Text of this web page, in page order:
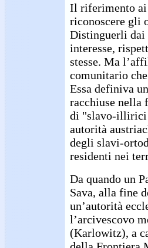
Il riferimento
riconoscere gli
Distinguerli dai
interesse,
stesse. Ma
comunitario
Essa definiva
racchiuse nella
di "slavo-illirici
autorità
degli slavi-
residenti nei
Da quando un
Sava, alla fine
un’autorità
l’arcivescovo
(Karlowitz), a